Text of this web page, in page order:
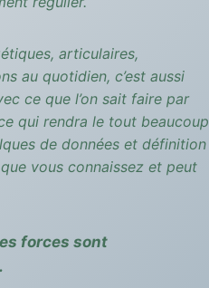
articulaires,
au quotidien, c’est aussi
ce que l’on sait faire par
qui rendra le tout beaucoup
de données et définition
vous connaissez et peut
forces sont